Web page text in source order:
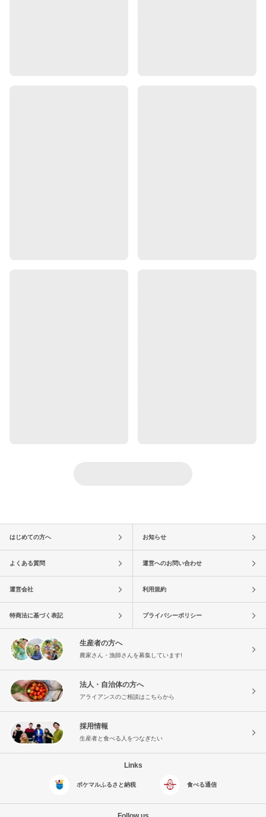
はじめての方へ お知らせ
よくある質問 運営へのお問い合わせ
運営会社 利用規約
特商法に基づく表記 プライバシーポリシー
生産者の方へ
農家さん・漁師さんを募集しています!
法人・自治体の方へ
アライアンスのご相談はこちらから
採用情報
生産者と食べる人をつなぎたい
Links
ポケマルふるさと納税 食べる通信